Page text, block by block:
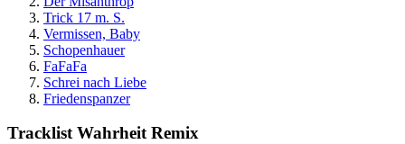
Trick 17 m. S.
Vermissen, Baby
Schopenhauer
FaFaFa
Schrei nach Liebe
Friedenspanzer
Tracklist Wahrheit Remix